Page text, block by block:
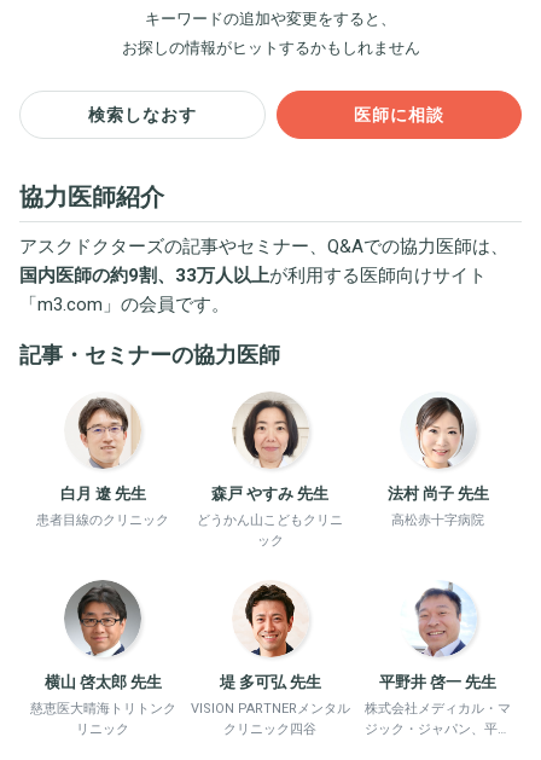
キーワードの追加や変更をすると、
お探しの情報がヒットするかもしれません
検索しなおす 医師に相談
協力医師紹介
アスクドクターズの記事やセミナー、Q&Aでの協力医師は、
国内医師の約9割、33万人以上が利用する医師向けサイト
「m3.com 」の会員です。
記事・セミナーの協力医師
白月 遼 先生
患者目線のクリニック
森戸 やすみ 先生
どうかん山こどもクリニ
ック
法村 尚子 先生
高松赤十字病院
横山 啓太郎 先生
慈恵医大晴海トリトンク
リニック
堤 多可弘 先生
VISION PARTNERメンタル
クリニック四谷
平野井 啓一 先生
株式会社メディカル・マ
ジック・ジャパン、平野